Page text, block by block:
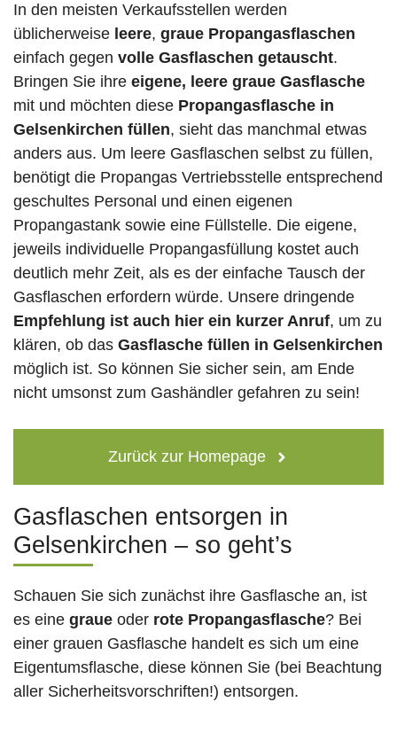
In den meisten Verkaufsstellen werden
üblicherweise leere, graue Propangasflaschen
einfach gegen volle Gasflaschen getauscht.
Bringen Sie ihre eigene, leere graue Gasflasche
mit und möchten diese Propangasflasche in
Gelsenkirchen füllen, sieht das manchmal etwas
anders aus. Um leere Gasflaschen selbst zu füllen,
benötigt die Propangas Vertriebsstelle entsprechend
geschultes Personal und einen eigenen
Propangastank sowie eine Füllstelle. Die eigene,
jeweils individuelle Propangasfüllung kostet auch
deutlich mehr Zeit, als es der einfache Tausch der
Gasflaschen erfordern würde. Unsere dringende
Empfehlung ist auch hier ein kurzer Anruf, um zu
klären, ob das Gasflasche füllen in Gelsenkirchen
möglich ist. So können Sie sicher sein, am Ende
nicht umsonst zum Gashändler gefahren zu sein!
Zurück zur Homepage
Gasflaschen entsorgen in
Gelsenkirchen – so geht’s
Schauen Sie sich zunächst ihre Gasflasche an, ist
es eine graue oder rote Propangasflasche? Bei
einer grauen Gasflasche handelt es sich um eine
Eigentumsflasche, diese können Sie (bei Beachtung
aller Sicherheitsvorschriften!) entsorgen.